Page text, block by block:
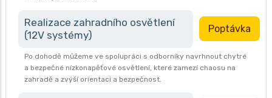
Realizace zahradního osvětlení
(12V systémy)
Poptávka
Po dohodě můžeme ve spolupráci s odborníky navrhnout chytré
a bezpečné nízkonapěťové osvětlení, které zamezí chaosu na
zahradě a zvýší orientaci a bezpečnost.